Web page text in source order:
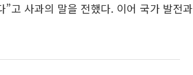
고 사과의 말을 전했다. 이어 국가 발전과